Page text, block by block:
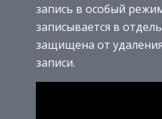
запись в особый
записывается в
защищена от
записи.